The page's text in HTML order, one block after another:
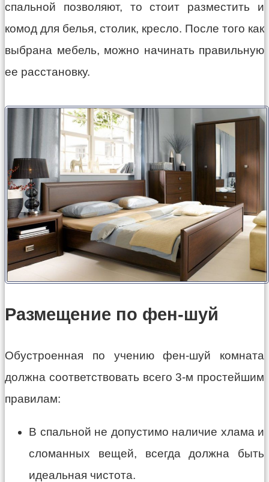
спальной позволяют, то стоит разместить и
комод для белья, столик, кресло. После того как
выбрана мебель, можно начинать правильную
ее расстановку.
Размещение по фен-шуй
Обустроенная по учению фен-шуй комната
должна соответствовать всего 3-м простейшим
правилам:
В спальной не допустимо наличие хлама и
сломанных вещей, всегда должна быть
идеальная чистота.